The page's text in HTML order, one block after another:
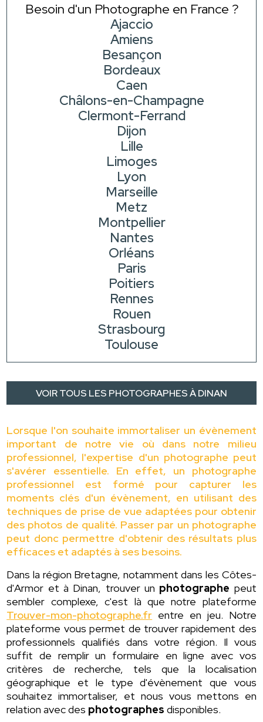
Besoin d'un Photographe en France ?
Ajaccio
Amiens
Besançon
Bordeaux
Caen
Châlons-en-Champagne
Clermont-Ferrand
Dijon
Lille
Limoges
Lyon
Marseille
Metz
Montpellier
Nantes
Orléans
Paris
Poitiers
Rennes
Rouen
Strasbourg
Toulouse
VOIR TOUS LES PHOTOGRAPHES À DINAN
Lorsque l'on souhaite immortaliser un évènement
important de notre vie où dans notre milieu
professionnel, l'expertise d'un photographe peut
s'avérer essentielle. En effet, un photographe
professionnel est formé pour capturer les
moments clés d'un évènement, en utilisant des
techniques de prise de vue adaptées pour obtenir
des photos de qualité. Passer par un photographe
peut donc permettre d'obtenir des résultats plus
efficaces et adaptés à ses besoins.
Dans la région Bretagne, notamment dans les Côtes-
d'Armor et à Dinan, trouver un photographe peut
sembler complexe, c'est là que notre plateforme
Trouver-mon-photographe.fr entre en jeu. Notre
plateforme vous permet de trouver rapidement des
professionnels qualifiés dans votre région. Il vous
suffit de remplir un formulaire en ligne avec vos
critères de recherche, tels que la localisation
géographique et le type d'évènement que vous
souhaitez immortaliser, et nous vous mettons en
relation avec des photographes disponibles.